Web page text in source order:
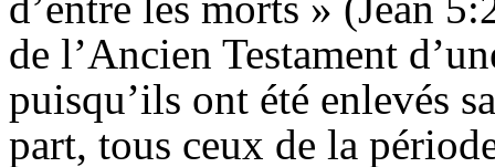
de l’Ancien Testament
puisqu’ils ont été enlevés
part, tous ceux de la